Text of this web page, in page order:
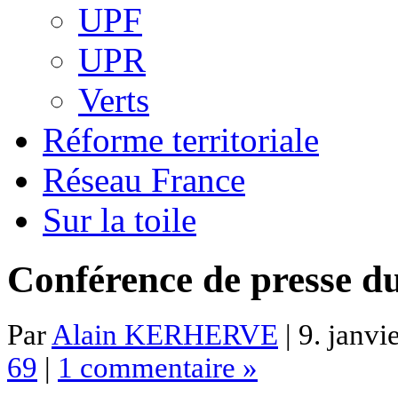
UPF
UPR
Verts
Réforme territoriale
Réseau France
Sur la toile
Conférence de presse
Par Alain KERHERVE | 9.
69 | 1 commentaire »